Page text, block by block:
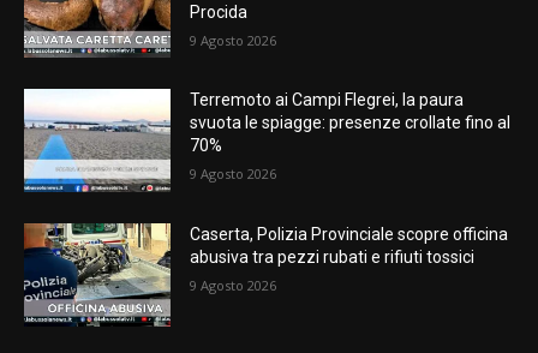
Procida
9 Agosto 2026
Terremoto ai Campi Flegrei, la paura
svuota le spiagge: presenze crollate fino al
70%
9 Agosto 2026
Caserta, Polizia Provinciale scopre officina
abusiva tra pezzi rubati e rifiuti tossici
9 Agosto 2026